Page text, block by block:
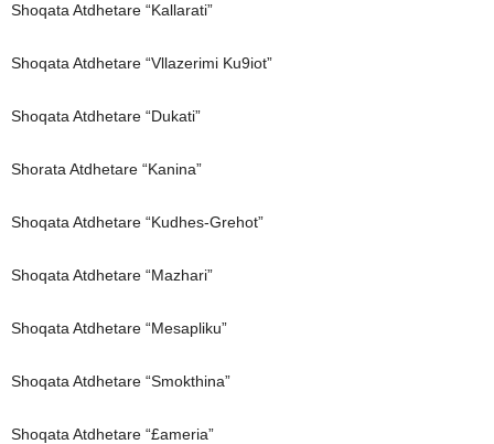
Shoqata Atdhetare “Kallarati”
Shoqata Atdhetare “Vllazerimi Ku9iot”
Shoqata Atdhetare “Dukati”
Shorata Atdhetare “Kanina”
Shoqata Atdhetare “Kudhes-Grehot”
Shoqata Atdhetare “Mazhari”
Shoqata Atdhetare “Mesapliku”
Shoqata Atdhetare “Smokthina”
Shoqata Atdhetare “£ameria”